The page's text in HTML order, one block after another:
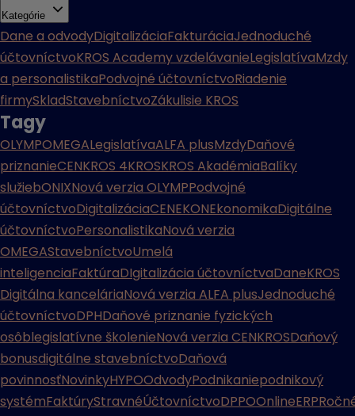
Kategórie
Dane a odvodyDigitalizáciaFakturáciaJednoduché
účtovníctvoKROS Academy vzdelávanieLegislatívaMzdy
a personalistikaPodvojné účtovníctvoRiadenie
firmySkladStavebníctvoZákulisie KROS
Tagy
OLYMPOMEGALegislatívaALFA plusMzdyDaňové
priznanieCENKROS 4KROSKROS AkadémiaBalíky
služiebONIXNová verzia OLYMPPodvojné
účtovníctvoDigitalizáciaCENEKONEkonomikaDigitálne
účtovníctvoPersonalistikaNová verzia
OMEGAStavebníctvoUmelá
inteligenciaFaktúraDIgitalizácia účtovníctvaDaneKROS
Digitálna kanceláriaNová verzia ALFA plusJednoduché
účtovníctvoDPHDaňové priznanie fyzických
osôblegislatívne školenieNová verzia CENKROSDaňový
bonusdigitálne stavebníctvoDaňová
povinnosťNovinkyHYPOOdvodyPodnikaniepodnikový
systémFaktúryStravnéÚčtovníctvoDPPOOnlineERP